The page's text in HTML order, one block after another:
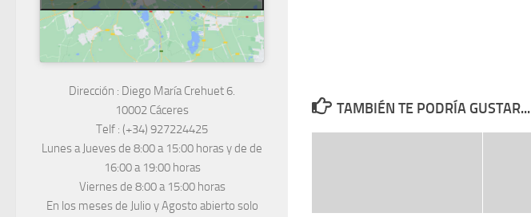
TAMBIÉN TE PODRÍA GUSTAR...
Dirección : Diego María Crehuet 6.
10002 Cáceres
Telf : (+34) 927224425
Lunes a Jueves de 8:00 a 15:00 horas y de de
16:00 a 19:00 horas
Viernes de 8:00 a 15:00 horas
En los meses de Julio y Agosto abierto solo